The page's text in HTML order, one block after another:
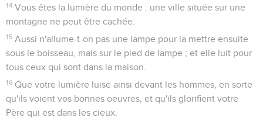
14 Vous êtes la lumière du monde : une ville située sur une
montagne ne peut être cachée.
15 Aussi n'allume-t-on pas une lampe pour la mettre ensuite
sous le boisseau, mais sur le pied de lampe ; et elle luit pour
tous ceux qui sont dans la maison.
16 Que votre lumière luise ainsi devant les hommes, en sorte
qu'ils voient vos bonnes oeuvres, et qu'ils glorifient votre
Père qui est dans les cieux.